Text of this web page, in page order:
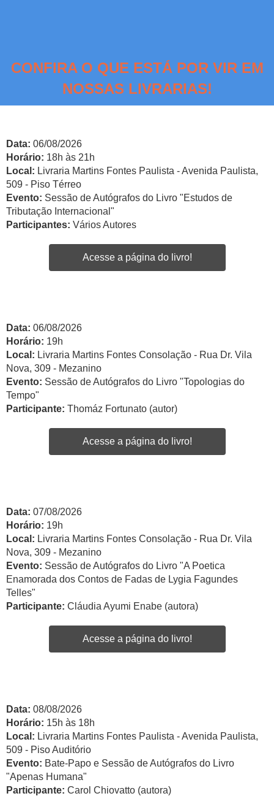
CONFIRA O QUE ESTÁ POR VIR EM
NOSSAS LIVRARIAS!
Data: 06/08/2026
Horário: 18h às 21h
Local: Livraria Martins Fontes Paulista - Avenida Paulista,
509 - Piso Térreo
Evento: Sessão de Autógrafos do Livro "Estudos de
Tributação Internacional"
Participantes: Vários Autores
Acesse a página do livro!
Data: 06/08/2026
Horário: 19h
Local: Livraria Martins Fontes Consolação - Rua Dr. Vila
Nova, 309 - Mezanino
Evento: Sessão de Autógrafos do Livro "Topologias do
Tempo"
Participante: Thomáz Fortunato (autor)
Acesse a página do livro!
Data: 07/08/2026
Horário: 19h
Local: Livraria Martins Fontes Consolação - Rua Dr. Vila
Nova, 309 - Mezanino
Evento: Sessão de Autógrafos do Livro "A Poetica
Enamorada dos Contos de Fadas de Lygia Fagundes
Telles"
Participante: Cláudia Ayumi Enabe (autora)
Acesse a página do livro!
Data: 08/08/2026
Horário: 15h às 18h
Local: Livraria Martins Fontes Paulista - Avenida Paulista,
509 - Piso Auditório
Evento: Bate-Papo e Sessão de Autógrafos do Livro
"Apenas Humana"
Participante: Carol Chiovatto (autora)